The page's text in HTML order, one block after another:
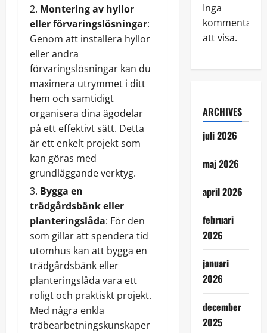
Montering av hyllor
eller förvaringslösningar:
Genom att installera hyllor
eller andra
förvaringslösningar kan du
maximera utrymmet i ditt
hem och samtidigt
organisera dina ägodelar
på ett effektivt sätt. Detta
är ett enkelt projekt som
kan göras med
grundläggande verktyg.
Bygga en
trädgårdsbänk eller
planteringslåda: För den
som gillar att spendera tid
utomhus kan att bygga en
trädgårdsbänk eller
planteringslåda vara ett
roligt och praktiskt projekt.
Med några enkla
träbearbetningskunskaper
Inga
kommentarer
att visa.
ARCHIVES
juli 2026
maj 2026
april 2026
februari
2026
januari
2026
december
2025